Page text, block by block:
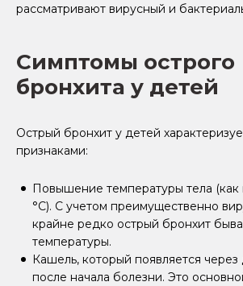
рассматривают вирусный и
Симптомы острого
бронхита у детей
Острый бронхит у детей
признаками:
Повышение температуры тела (как
°C). С учетом преимущественно
крайне редко острый бронхит
температуры.
Кашель, который появляется через
после начала болезни. Это